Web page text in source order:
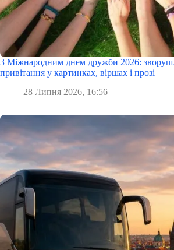
З Міжнародним днем дружби 2026:
привітання у картинках, віршах і прозі
28 Липня 2026, 16:56